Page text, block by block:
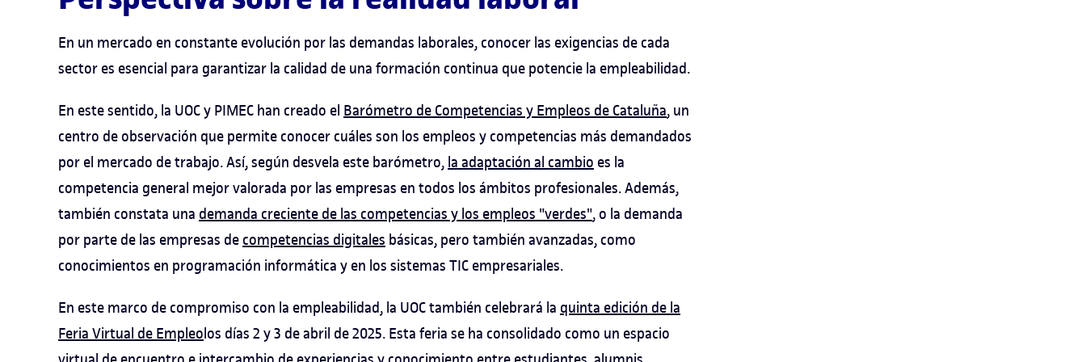
En un mercado en constante evolución por las demandas laborales, conocer las exigencias de cada
sector es esencial para garantizar la calidad de una formación continua que potencie la empleabilidad.
En este sentido, la UOC y PIMEC han creado el Barómetro de Competencias y Empleos de Cataluña, un
centro de observación que permite conocer cuáles son los empleos y competencias más demandados
por el mercado de trabajo. Así, según desvela este barómetro, la adaptación al cambio es la
competencia general mejor valorada por las empresas en todos los ámbitos profesionales. Además,
también constata una demanda creciente de las competencias y los empleos "verdes", o la demanda
por parte de las empresas de competencias digitales básicas, pero también avanzadas, como
conocimientos en programación informática y en los sistemas TIC empresariales.
En este marco de compromiso con la empleabilidad, la UOC también celebrará la quinta edición de la
Feria Virtual de Empleolos días 2 y 3 de abril de 2025. Esta feria se ha consolidado como un espacio